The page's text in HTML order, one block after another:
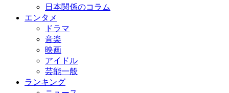
日本関係のコラム
エンタメ
ドラマ
音楽
映画
アイドル
芸能一般
ランキング